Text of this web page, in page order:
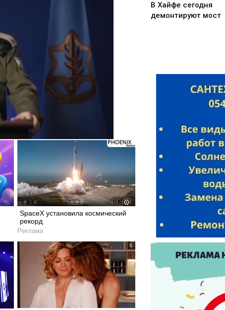
SpaceX установила космический
рекорд
Реклама
В Хайфе сегодня
демонтируют мост